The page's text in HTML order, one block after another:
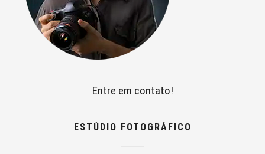
Entre em contato!
ESTÚDIO FOTOGRÁFICO